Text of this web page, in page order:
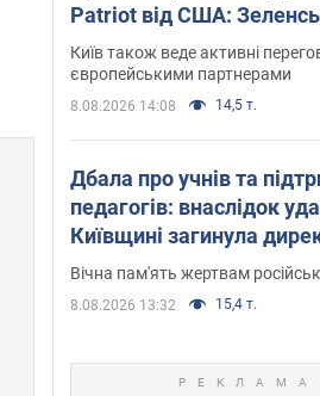
Patriot від США:
розкрив подробиці
Київ також веде активні
європейськими партнерами
8.08.2026 14:08 14,5 т.
Дбала про учнів та
педагогів: внаслідок
Київщині загинула
київського ліцею, її
Вічна пам'ять жертвам
8.08.2026 13:32 15,4 т.